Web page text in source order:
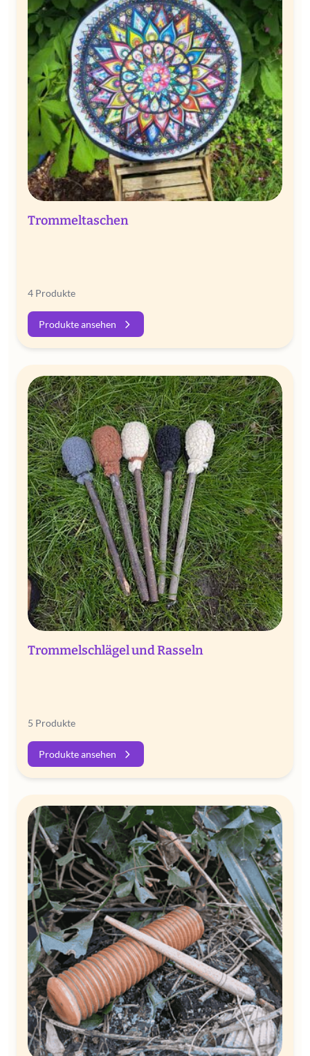
Trommeltaschen
4 Produkte
Produkte ansehen
Trommelschlägel und Rasseln
5 Produkte
Produkte ansehen